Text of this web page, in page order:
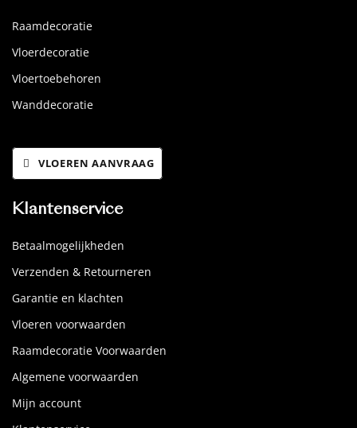
Raamdecoratie
Vloerdecoratie
Vloertoebehoren
Wanddecoratie
VLOEREN AANVRAAG
Klantenservice
Betaalmogelijkheden
Verzenden & Retourneren
Garantie en klachten
Vloeren voorwaarden
Raamdecoratie Voorwaarden
Algemene voorwaarden
Mijn account